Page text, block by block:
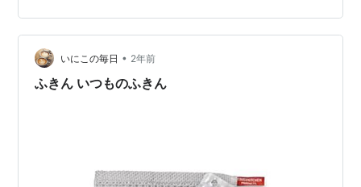
いにこの毎日 • 2年前
ふきん いつものふきん